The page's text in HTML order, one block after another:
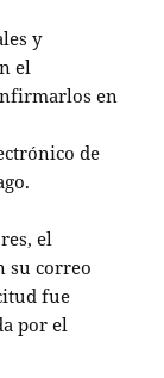
y
el
en
de
el
su correo
fue
por el